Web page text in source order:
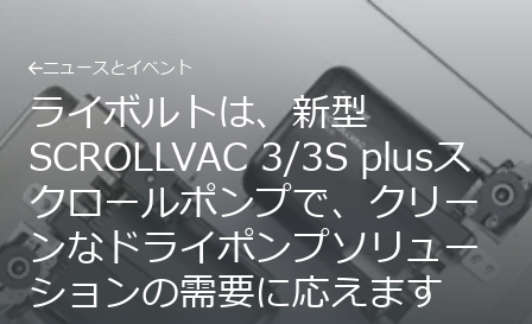
ニュースとイベント
ライボルトは、新型
SCROLLVAC 3/3S plusス
クロールポンプで、クリー
ンなドライポンプソリュー
ションの需要に応えます